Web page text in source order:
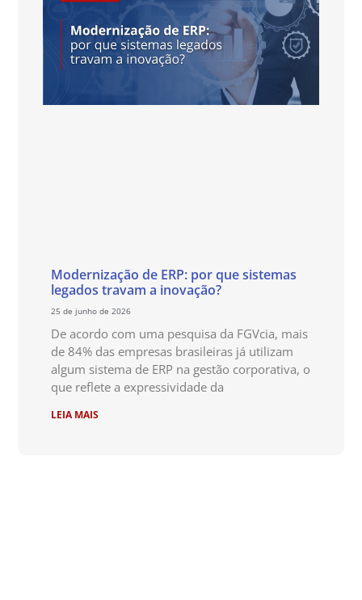
Modernização de ERP: por que sistemas
legados travam a inovação?
25 de junho de 2026
De acordo com uma pesquisa da FGVcia, mais
de 84% das empresas brasileiras já utilizam
algum sistema de ERP na gestão corporativa, o
que reflete a expressividade da
LEIA MAIS